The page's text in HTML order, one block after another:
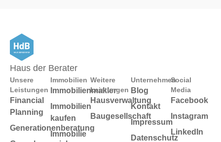
Haus der Berater
Unsere
Leistungen
Financial
Planning
Generationenberatung
Immobilien
Immobilienmakler
Immobilien
kaufen
Immobilie
Weitere
Leistungen
Hausverwaltung
Baugesellschaft
Unternehmen
Blog
Kontakt
Impressum
Datenschutz
Social
Media
Facebook
Instagram
LinkedIn